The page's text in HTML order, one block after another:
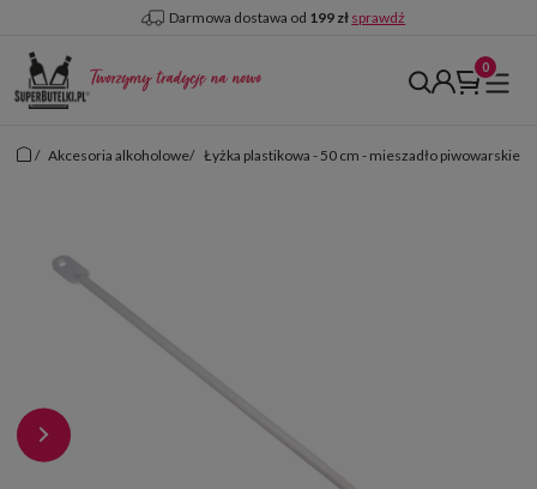
Darmowa dostawa od 199 zł sprawdź
/ Akcesoria alkoholowe/ Łyżka plastikowa - 50 cm - mieszadło piwowarskie